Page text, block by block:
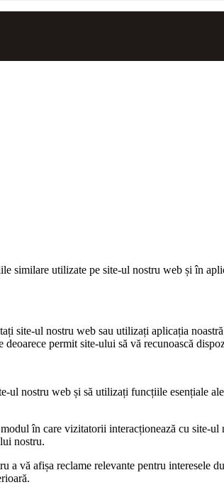
utilizate pe site-ul nostru web și în
site-ul nostru web sau utilizați aplicația
permit site-ului să vă recunoască
ul nostru web și să utilizați funcțiile esențiale
în care vizitatorii interacționează cu site-ul
nostru.
vă afișa reclame relevante pentru interesele